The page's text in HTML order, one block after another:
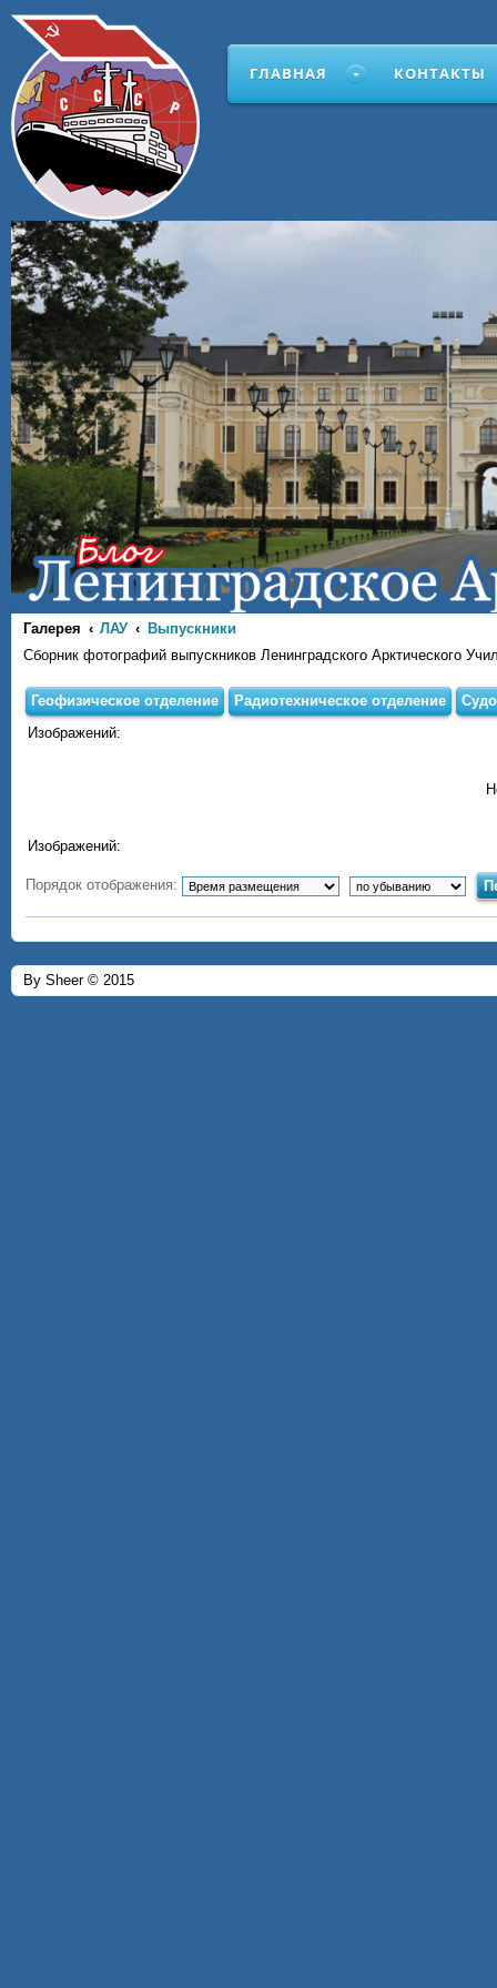
ГЛАВНАЯ КОНТАКТЫ
Галерея ЛАУ
Выпускники
Сборник фотографий выпускников Ленинградского Арктического
Геофизическое отделение Радиотехническое отделение
Изображений:
Изображений:
Порядок отображения:
By Sheer © 2015